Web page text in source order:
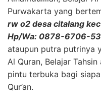
Purwakarta yang
rw o2 desa citalang
Hp/Wa: 0878-6706-
ataupun putra putrinya
Al Quran, Belajar
pintu terbuka bagi
Qur’an.